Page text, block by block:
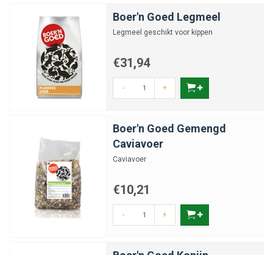
Boer'n Goed Legmeel
Legmeel geschikt voor kippen
€31,94
- +
Boer'n Goed Gemengd
Caviavoer
Caviavoer
€10,21
- +